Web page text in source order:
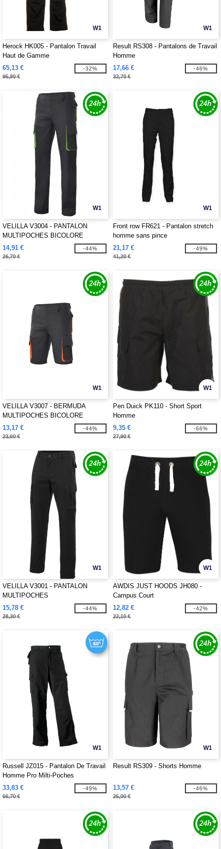
W1
Herock HK005 - Pantalon Travail
Haut de Gamme
65,13 €
95,80 €
-32%
W1
Result RS308 - Pantalons de Travail
Homme
17,66 €
32,70 €
-46%
W1
VELILLA V3004 - PANTALON
MULTIPOCHES BICOLORE
14,91 €
26,70 €
-44%
W1
Front row FR621 - Pantalon stretch
homme sans pince
21,17 €
41,20 €
-49%
W1
VELILLA V3007 - BERMUDA
MULTIPOCHES BICOLORE
13,17 €
23,60 €
-44%
W1
Pen Duick PK110 - Short Sport
Homme
9,35 €
27,90 €
-66%
W1
VELILLA V3001 - PANTALON
MULTIPOCHES
15,78 €
28,30 €
-44%
W1
AWDIS JUST HOODS JH080 -
Campus Court
12,82 €
22,10 €
-42%
W1
Russell JZ015 - Pantalon De Travail
Homme Pro Milti-Poches
33,83 €
66,70 €
-49%
W1
Result RS309 - Shorts Homme
13,57 €
25,00 €
-46%